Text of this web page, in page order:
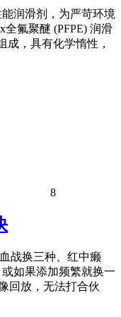
润滑剂，为严苛环境
氟聚醚 (PFPE) 润滑
成，具有化学惰性，
8
战换三种、红中癞
如果添加频繁就换一
回放，无法打合伙